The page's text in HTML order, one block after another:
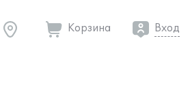
Корзина Вход